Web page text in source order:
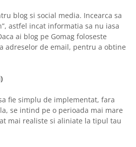
blog si social media. Incearca sa
astfel incat informatia sa nu iasa
ai blog pe Gomag foloseste
adreselor de email, pentru a obtine
fie simplu de implementat, fara
se intind pe o perioada mai mare
mai realiste si aliniate la tipul tau